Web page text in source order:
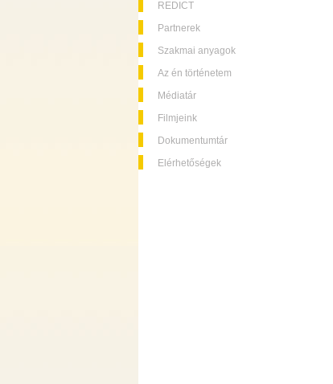
REDICT
Partnerek
Szakmai anyagok
Az én történetem
Médiatár
Filmjeink
Dokumentumtár
Elérhetőségek